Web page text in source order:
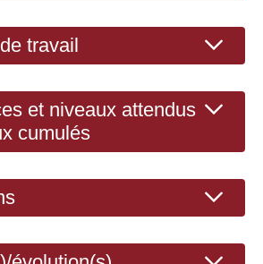
travail
et niveaux attendus
cumulés